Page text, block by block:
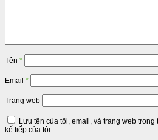
Tên *
Email *
Trang web
Lưu tên của tôi, email, và trang web
kế tiếp của tôi.